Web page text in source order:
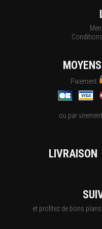
Paiement
ou par
LIVRAISON
et profitez de bons